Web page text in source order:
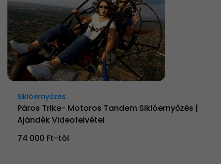
Siklóernyőzés
Páros Trike- Motoros Tandem Siklóernyőzés |
Ajándék Videofelvétel
74 000 Ft-tól